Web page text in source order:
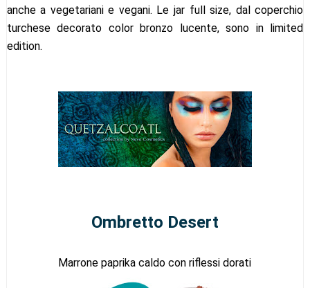
anche a vegetariani e vegani . Le jar full size, dal coperchio
turchese decorato color bronzo lucente, sono in limited
edition.
Ombretto Desert
Marrone paprika caldo con riflessi dorati